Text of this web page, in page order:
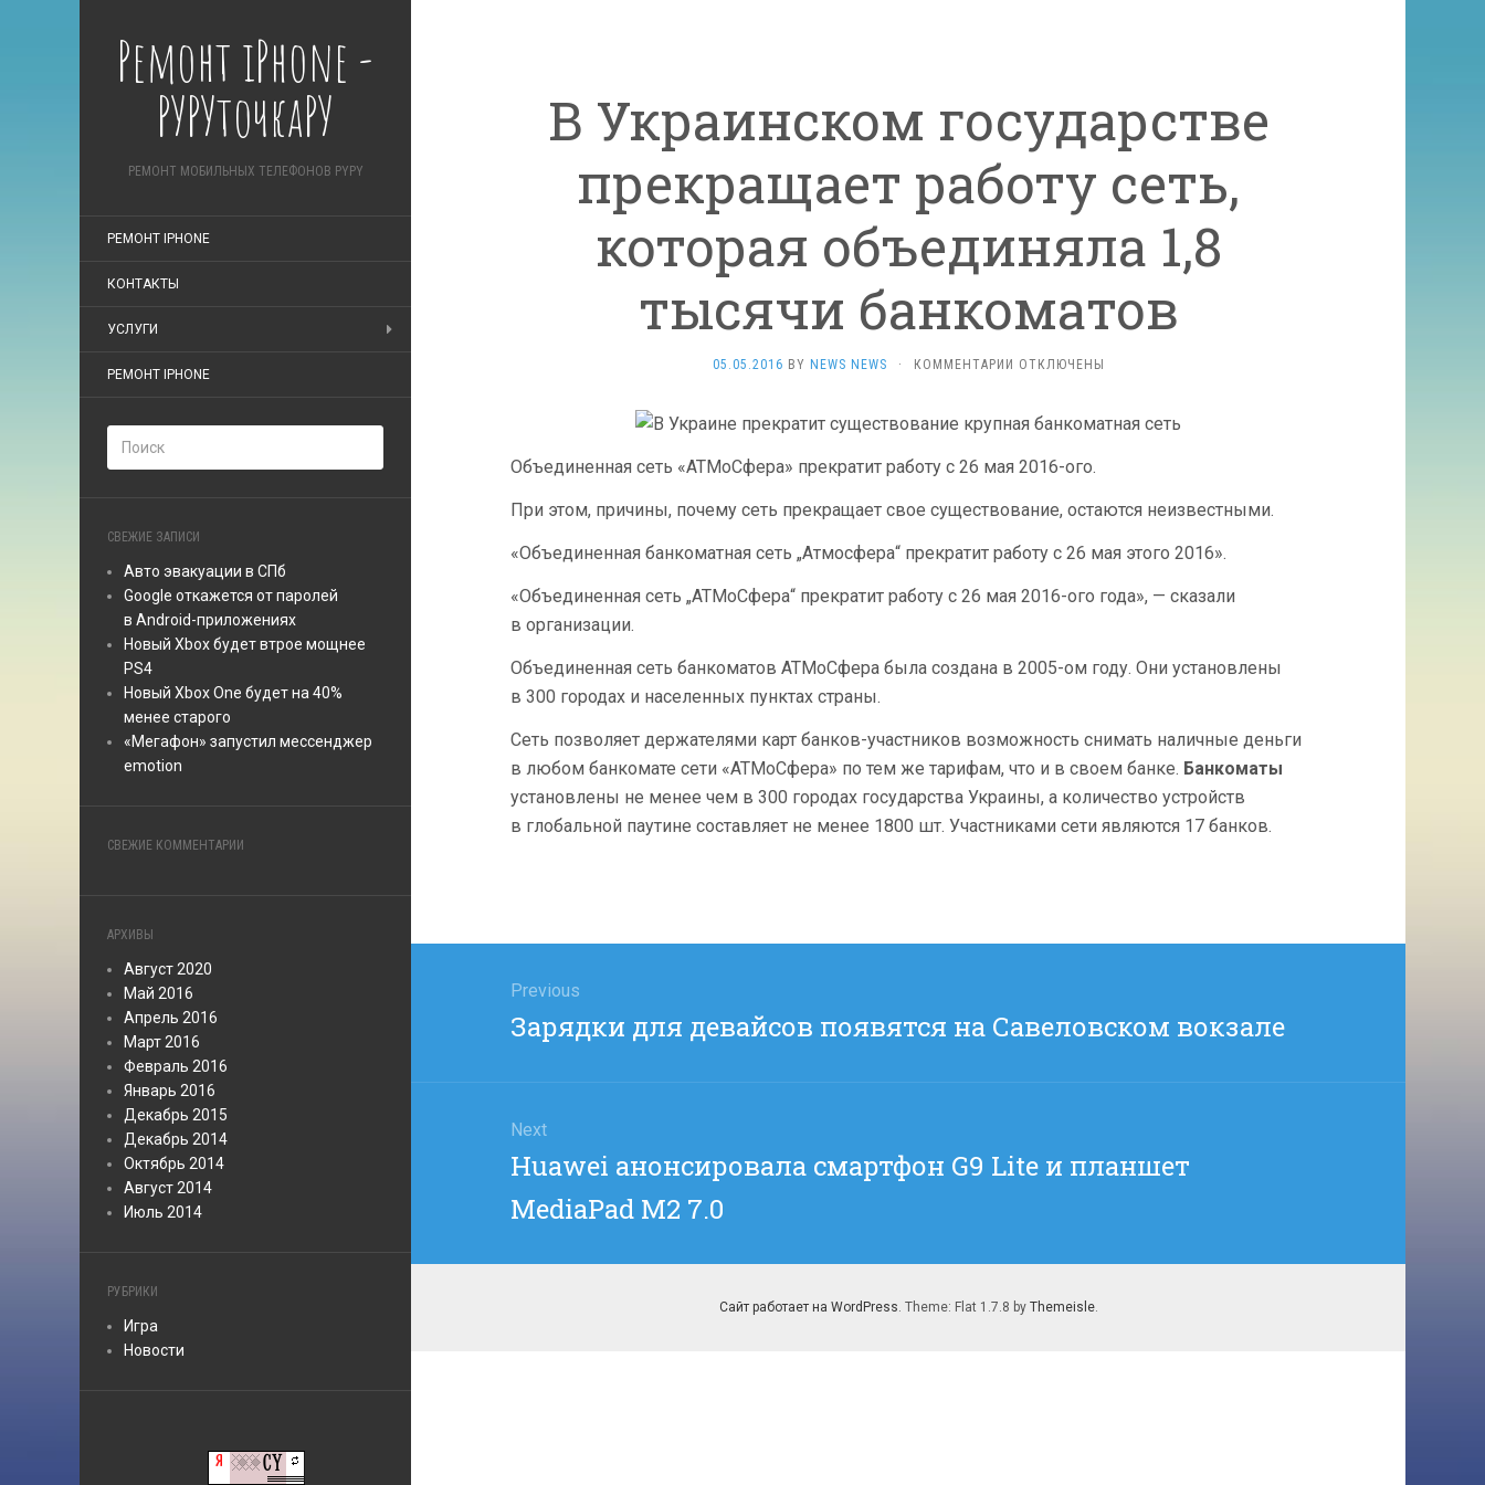
Ремонт iPhone -
РУРУточкаРУ
РЕМОНТ МОБИЛЬНЫХ ТЕЛЕФОНОВ PYPY
РЕМОНТ IPHONE
КОНТАКТЫ
УСЛУГИ
РЕМОНТ IPHONE
СВЕЖИЕ ЗАПИСИ
Авто эвакуации в СПб
Google откажется от паролей
в Android-приложениях
Новый Xbox будет втрое мощнее
PS4
Новый Xbox One будет на 40%
менее старого
«Мегафон» запустил мессенджер
emotion
СВЕЖИЕ КОММЕНТАРИИ
АРХИВЫ
Август 2020
Май 2016
Апрель 2016
Март 2016
Февраль 2016
Январь 2016
Декабрь 2015
Декабрь 2014
Октябрь 2014
Август 2014
Июль 2014
РУБРИКИ
Игра
Новости
В Украинском государстве
прекращает работу сеть,
которая объединяла 1,8
тысячи банкоматов
05.05.2016 BY NEWS NEWS · КОММЕНТАРИИ К
ГОСУДАРСТВЕ
РАБОТУ
КОТОРАЯ
1,8
БАНКОМАТОВ
ОТКЛЮЧЕНЫ
Объединенная сеть «АТМоСфера» прекратит работу с 26 мая 2016-ого.
При этом, причины, почему сеть прекращает свое существование, остаются неизвестными.
«Объединенная банкоматная сеть „Атмосфера“ прекратит работу с 26 мая этого 2016».
«Объединенная сеть „АТМоСфера“ прекратит работу с 26 мая 2016-ого года», — сказали
в организации.
Объединенная сеть банкоматов АТМоСфера была создана в 2005-ом году. Они установлены
в 300 городах и населенных пунктах страны.
Сеть позволяет держателями карт банков-участников возможность снимать наличные деньги
в любом банкомате сети «АТМоСфера» по тем же тарифам, что и в своем банке. Банкоматы
установлены не менее чем в 300 городах государства Украины, а количество устройств
в глобальной паутине составляет не менее 1800 шт. Участниками сети являются 17 банков.
записям
Previous
Previous
post:
Зарядки для девайсов появятся на Савеловском вокзале
Next
Next
Huawei анонсировала смартфон G9 Lite и планшет
MediaPad M2 7.0
Сайт работает на WordPress . Theme: Flat 1.7.8 by Themeisle.